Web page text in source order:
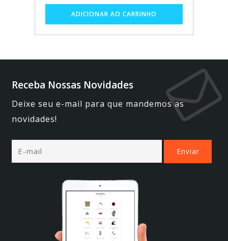
Receba Nossas Novidades
Deixe seu e-mail para que mandemos as
novidades!